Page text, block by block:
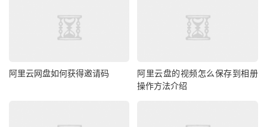
阿里云网盘如何获得邀请码
阿里云盘的视频怎么保存到相册
操作方法介绍